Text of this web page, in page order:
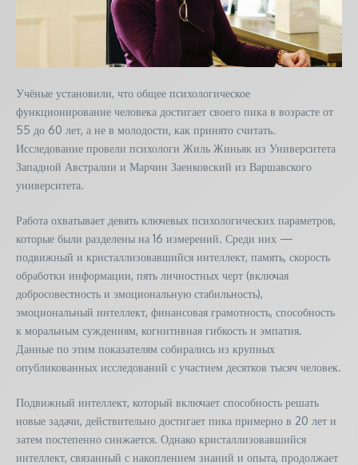
Учёные установили, что общее психологическое
функционирование человека достигает своего пика в возрасте от
55 до 60 лет, а не в молодости, как принято считать.
Исследование провели психологи Жиль Жиньяк из Университета
Западной Австралии и Марчин Заенковский из Варшавского
университета.
Работа охватывает девять ключевых психологических параметров,
которые были разделены на 16 измерений. Среди них —
подвижный и кристаллизовавшийся интеллект, память, скорость
обработки информации, пять личностных черт (включая
добросовестность и эмоциональную стабильность),
эмоциональный интеллект, финансовая грамотность, способность
к моральным суждениям, когнитивная гибкость и эмпатия.
Данные по этим показателям собирались из крупных
опубликованных исследований с участием десятков тысяч человек.
Подвижный интеллект, который включает способность решать
новые задачи, действительно достигает пика примерно в 20 лет и
затем постепенно снижается. Однако кристаллизовавшийся
интеллект, связанный с накоплением знаний и опыта, продолжает